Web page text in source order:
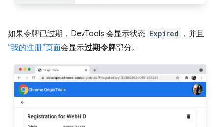
如果令牌已过期，DevTools 会显示状态 Expired
，并且
“我的注册”页面会显示过期令牌部分。